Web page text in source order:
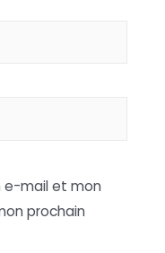
e-mail et mon
prochain